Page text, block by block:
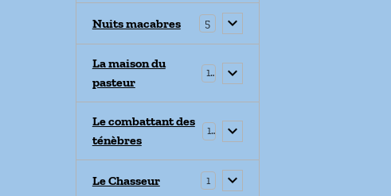
Nuits macabres 5
La maison du
pasteur
1
Le combattant des
ténèbres
1
Le Chasseur 1